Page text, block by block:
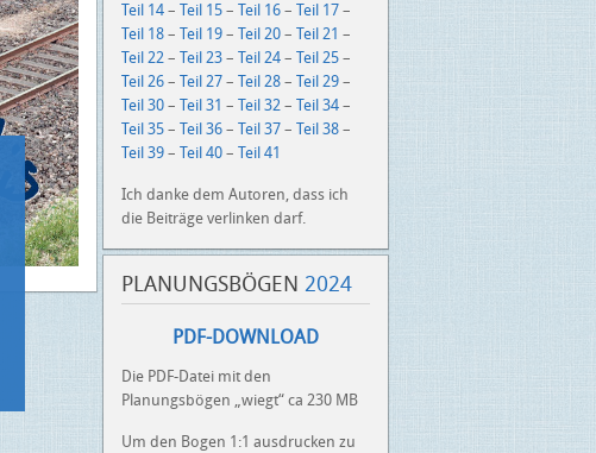
Teil 14 – Teil 15 – Teil 16 – Teil 17 –
Teil 18 – Teil 19 – Teil 20 – Teil 21 –
Teil 22 – Teil 23 – Teil 24 – Teil 25 –
Teil 26 – Teil 27 – Teil 28 – Teil 29 –
Teil 30 – Teil 31 – Teil 32 – Teil 34 –
Teil 35 – Teil 36 – Teil 37 – Teil 38 –
Teil 39 – Teil 40 – Teil 41
Ich danke dem Autoren, dass ich
die Beiträge verlinken darf.
PLANUNGSBÖGEN 2024
PDF-DOWNLOAD
Die PDF-Datei mit den
Planungsbögen „wiegt“ ca 230 MB
Um den Bogen 1:1 ausdrucken zu